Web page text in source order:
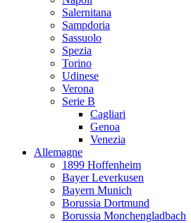
Salernitana
Sampdoria
Sassuolo
Spezia
Torino
Udinese
Verona
Serie B
Cagliari
Genoa
Venezia
Allemagne
1899 Hoffenheim
Bayer Leverkusen
Bayern Munich
Borussia Dortmund
Borussia Monchengladbach